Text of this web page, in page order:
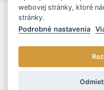
© 2026 - L/R/P
webovej stránky, ktoré
stránky.
Podrobné nastavenia